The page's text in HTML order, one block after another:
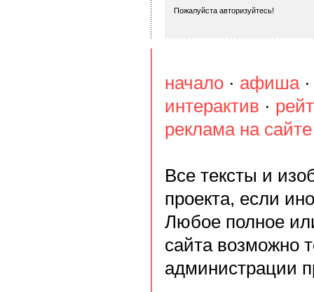
Пожалуйста авторизуйтесь!
начало · афиша
интерактив ·
реклама на сайте
Все тексты и
проекта, если
Любое полное
сайта возможно
администрации